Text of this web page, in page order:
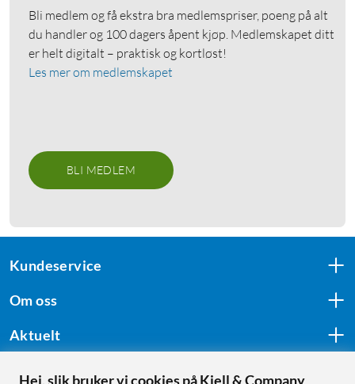
Bli medlem og få ekstra bra medlemspriser, poeng på alt
du handler og 100 dagers åpent kjøp. Medlemskapet ditt
er helt digitalt – praktisk og kortløst!
Les mer om medlemskapet
BLI MEDLEM
Kundeservice
Om oss
Aktuelt
Hei, slik bruker vi cookies på Kjell & Company